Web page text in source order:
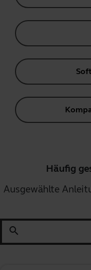
Häufig
Ausgewählte
search